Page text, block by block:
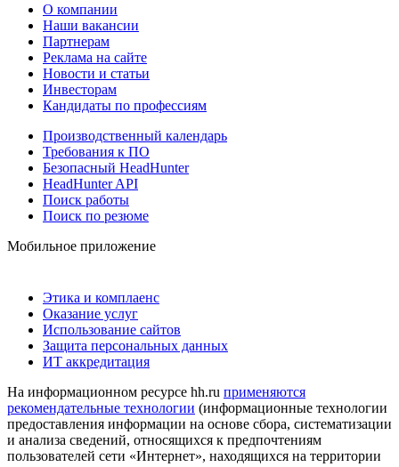
О компании
Наши вакансии
Партнерам
Реклама на сайте
Новости и статьи
Инвесторам
Кандидаты по профессиям
Производственный календарь
Требования к ПО
Безопасный HeadHunter
HeadHunter API
Поиск работы
Поиск по резюме
Мобильное приложение
Этика и комплаенс
Оказание услуг
Использование сайтов
Защита персональных данных
ИТ аккредитация
На информационном ресурсе hh.ru применяются
рекомендательные технологии (информационные технологии
предоставления информации на основе сбора, систематизации
и анализа сведений, относящихся к предпочтениям
пользователей сети «Интернет», находящихся на территории